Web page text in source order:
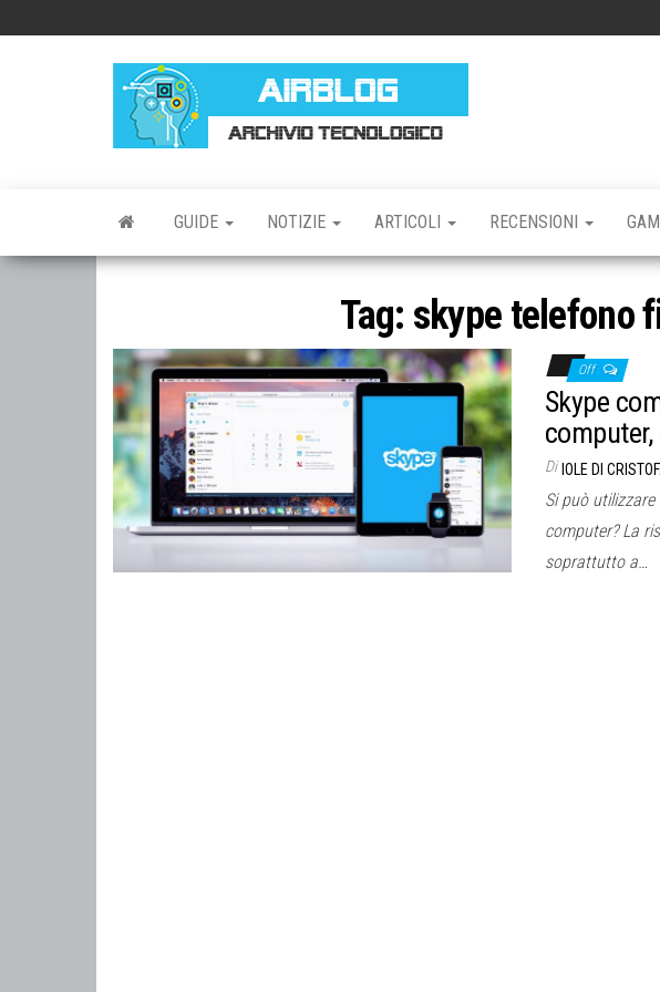
GUIDE NOTIZIE ARTICOLI RECENSIONI
Tag: skype telefono
Off
Skype
Di IOLE DI
Si può
computer? La
soprattutto a…